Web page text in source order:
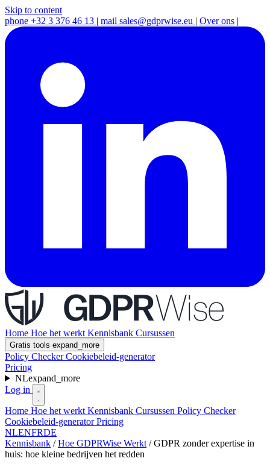
Skip to content
phone +32 3 376 46 13 | mail sales@gdprwise.eu | Over ons |
Home Hoe het werkt Kennisbank Cursussen
Gratis tools expand_more
Policy CheckerCookiebeleid-generator
Pricing
NLexpand_more
Log in
Home Hoe het werkt Kennisbank Cursussen Policy Checker
Cookiebeleid-generatorPricing
NLENFRDE
Kennisbank / Hoe GDPRWise Werkt / GDPR zonder expertise in
huis: hoe kleine bedrijven het redden